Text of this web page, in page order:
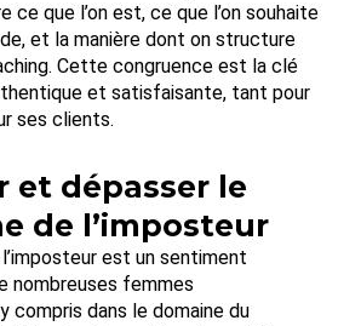
ce que l’on est, ce que l’on souhaite
et la manière dont on structure
Cette congruence est la clé
et satisfaisante, tant pour
ses clients.
et dépasser le
de l’imposteur
est un sentiment
nombreuses femmes
compris dans le domaine du